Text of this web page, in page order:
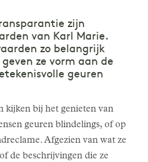
zijn
van Karl Marie.
zo belangrijk
ze vorm aan de
geuren
kijken bij het genieten van
geuren blindelings, of op
Afgezien van wat ze
de beschrijvingen die ze